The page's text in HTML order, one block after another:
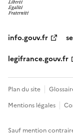
info.gouv.fr
legifrance.gouv.fr
Plan du site
Mentions légales
Sauf mention